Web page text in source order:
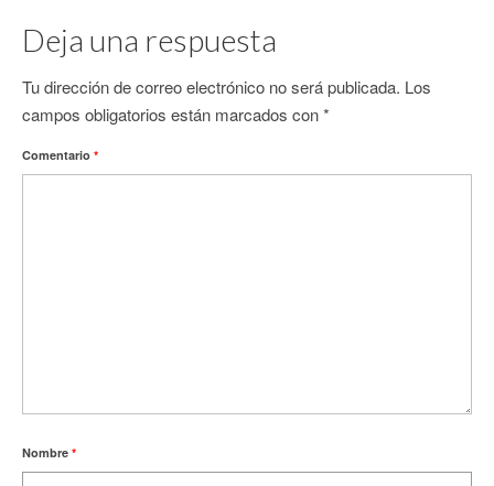
Deja una respuesta
Tu dirección de correo electrónico no será publicada. Los
campos obligatorios están marcados con*
Comentario *
Nombre *